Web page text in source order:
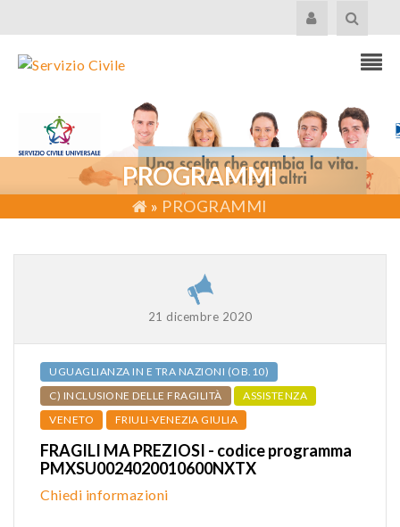
PROGRAMMI
» PROGRAMMI
21 dicembre 2020
UGUAGLIANZA IN E TRA NAZIONI (OB.10)
C) INCLUSIONE DELLE FRAGILITÀ
ASSISTENZA
VENETO
FRIULI-VENEZIA GIULIA
FRAGILI MA PREZIOSI - codice programma
PMXSU0024020010600NXTX
Chiedi informazioni